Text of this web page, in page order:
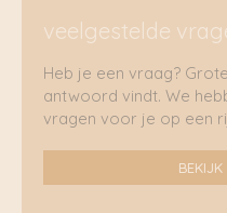
veelgestelde
Heb je een vraag?
antwoord vindt. We
vragen voor je op een